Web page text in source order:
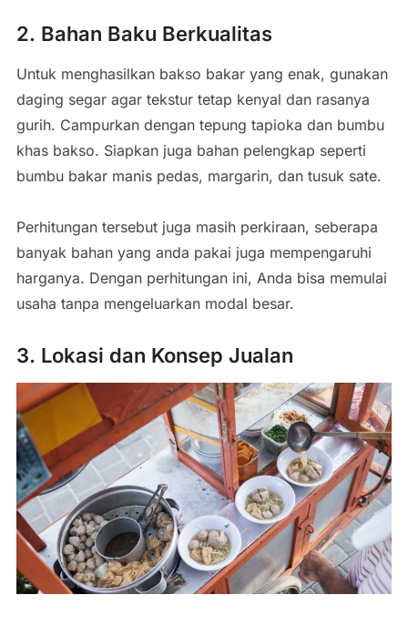
2. Bahan Baku Berkualitas
Untuk menghasilkan bakso bakar yang enak, gunakan
daging segar agar tekstur tetap kenyal dan rasanya
gurih. Campurkan dengan tepung tapioka dan bumbu
khas bakso. Siapkan juga bahan pelengkap seperti
bumbu bakar manis pedas, margarin, dan tusuk sate.
Perhitungan tersebut juga masih perkiraan, seberapa
banyak bahan yang anda pakai juga mempengaruhi
harganya. Dengan perhitungan ini, Anda bisa memulai
usaha tanpa mengeluarkan modal besar.
3. Lokasi dan Konsep Jualan